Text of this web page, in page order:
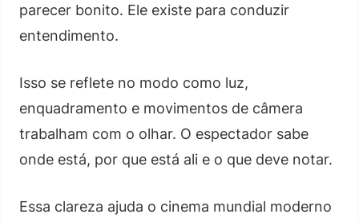
parecer bonito. Ele existe para conduzir
entendimento.
Isso se reflete no modo como luz,
enquadramento e movimentos de câmera
trabalham com o olhar. O espectador sabe
onde está, por que está ali e o que deve notar.
Essa clareza ajuda o cinema mundial moderno